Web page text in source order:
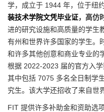
学，成立于 1944 年，位于纽约
装技术学院文凭毕业证，高仿
进的研究设施和高质量的学生
有州和世界许多国家的学生。
和许多其他创意和商业专业的
根据 2022-2023 届的官方入
其中包括 7075 多名全日制学
究生。该大学还招收了来自世
FIT 提供许多补助金和资助选